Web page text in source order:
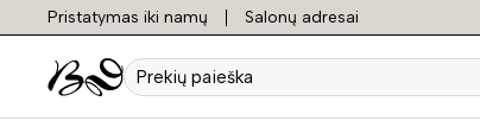
Pristatymas iki namų Salonų adresai
Prekių
paieška